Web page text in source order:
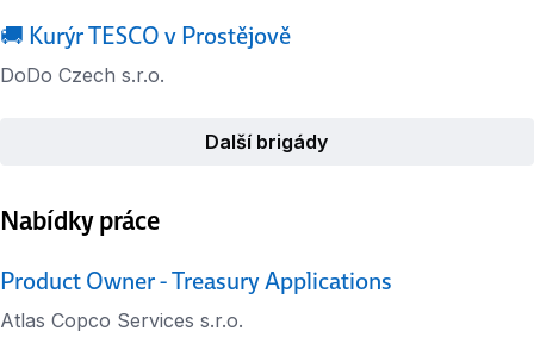
🚚 Kurýr TESCO v Prostějově
DoDo Czech s.r.o.
Další brigády
Nabídky práce
Product Owner - Treasury Applications
Atlas Copco Services s.r.o.